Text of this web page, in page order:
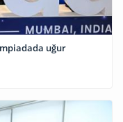
uğur